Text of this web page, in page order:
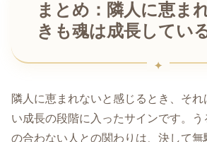
まとめ：隣人に恵ま
きも魂は成長してい
隣人に恵まれないと感じるとき、そ
い成長の段階に入ったサインです。
の合わない人との関わりは、決して無